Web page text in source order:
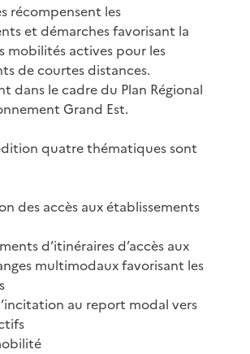
récompensent les
et démarches favorisant la
mobilités actives pour les
de courtes distances.
dans le cadre du Plan Régional
Grand Est.
quatre thématiques sont
des accès aux établissements
d’itinéraires d’accès aux
multimodaux favorisant les
au report modal vers